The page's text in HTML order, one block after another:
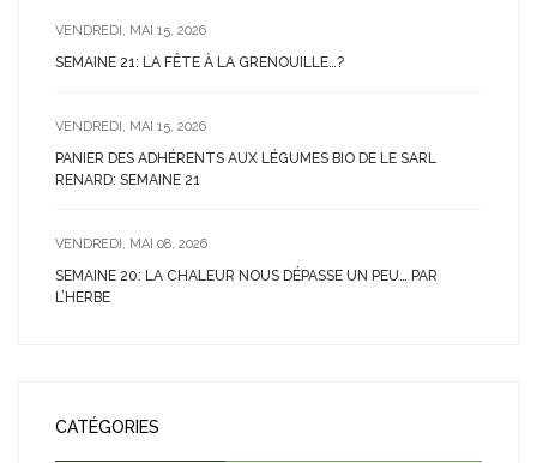
VENDREDI, MAI 15, 2026
SEMAINE 21: LA FÊTE À LA GRENOUILLE…?
VENDREDI, MAI 15, 2026
PANIER DES ADHÉRENTS AUX LÉGUMES BIO DE LE SARL
RENARD: SEMAINE 21
VENDREDI, MAI 08, 2026
SEMAINE 20: LA CHALEUR NOUS DÉPASSE UN PEU… PAR
L’HERBE
CATÉGORIES